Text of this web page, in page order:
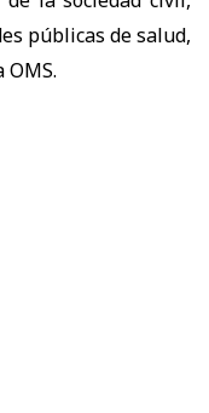
públicas de salud,
OMS.